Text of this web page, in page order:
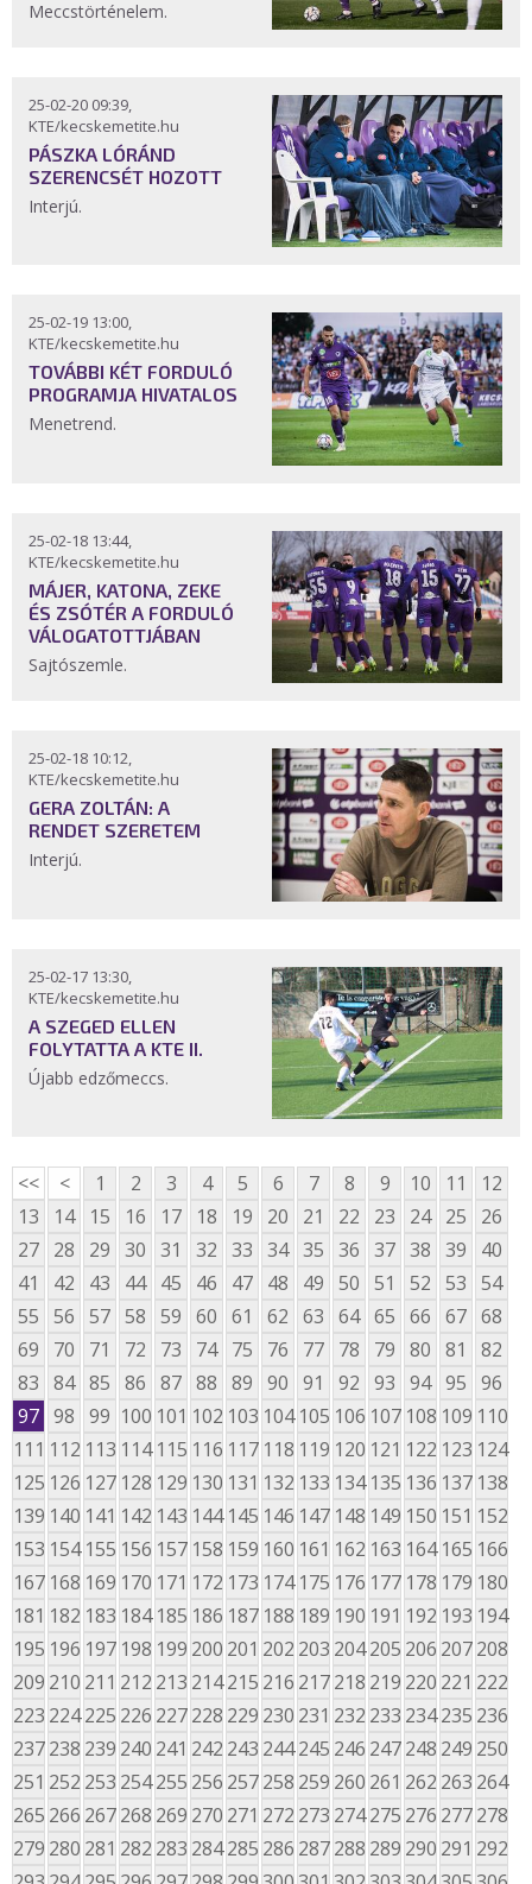
Meccstörténelem.
25-02-20 09:39,
KTE/kecskemetite.hu
PÁSZKA LÓRÁND
SZERENCSÉT HOZOTT
Interjú.
25-02-19 13:00,
KTE/kecskemetite.hu
TOVÁBBI KÉT FORDULÓ
PROGRAMJA HIVATALOS
Menetrend.
25-02-18 13:44,
KTE/kecskemetite.hu
MÁJER, KATONA, ZEKE
ÉS ZSÓTÉR A FORDULÓ
VÁLOGATOTTJÁBAN
Sajtószemle.
25-02-18 10:12,
KTE/kecskemetite.hu
GERA ZOLTÁN: A
RENDET SZERETEM
Interjú.
25-02-17 13:30,
KTE/kecskemetite.hu
A SZEGED ELLEN
FOLYTATTA A KTE II.
Újabb edzőmeccs.
<< < 1 2 3 4 5 6 7 8 9 10 11
12
13
14 15 16 17 18 19 20 21 22 23 24 25
26
27 28 29 30 31 32 33 34 35 36 37 38 39
40
41
42 43 44 45 46 47 48 49 50 51 52 53 54
55 56 57 58 59 60 61 62 63 64 65 66 67 68
69
70 71 72 73 74 75 76 77 78 79 80 81
82
83 84 85 86 87 88 89 90 91 92 93 94 95 96
97 98 99 100 101 102 103 104 105 106 107 108 109 110
111 112 113 114 115 116 117 118 119 120 121 122 123 124
125 126 127 128 129 130 131 132 133 134 135 136 137 138
139 140 141 142 143 144 145 146 147 148 149 150 151 152
153 154 155 156 157 158 159 160 161 162 163 164 165 166
167 168 169 170 171 172 173 174 175 176 177 178 179 180
181 182 183 184 185 186 187 188 189 190 191 192 193 194
195 196 197 198 199 200 201 202 203 204205 206 207208
209 210 211 212 213 214215 216 217218 219 220 221 222
223 224225 226 227228 229 230 231 232 233 234235 236
237238 239 240 241 242 243 244245 246 247248 249 250
251 252 253 254255 256 257258 259 260 261 262 263 264
265 266 267268 269 270 271 272 273 274275 276 277278
279 280 281 282 283 284285 286 287288 289 290 291 292